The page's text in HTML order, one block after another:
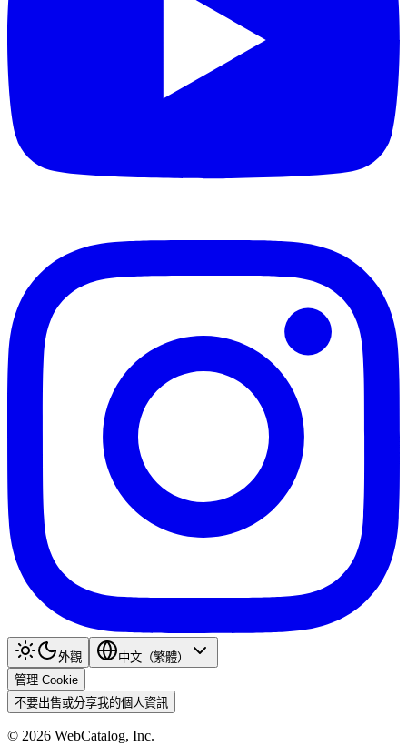
外觀
中文（繁體）
管理 Cookie
不要出售或分享我的個人資訊
© 2026 WebCatalog, Inc.